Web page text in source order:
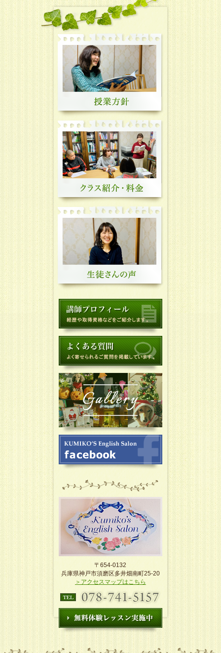
〒654-0132
兵庫県神戸市須磨区多井畑南町25-20
＞アクセスマップはこちら